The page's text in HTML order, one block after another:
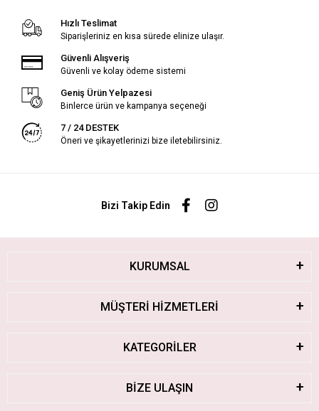
Hızlı Teslimat
Siparişleriniz en kısa sürede elinize ulaşır.
Güvenli Alışveriş
Güvenli ve kolay ödeme sistemi
Geniş Ürün Yelpazesi
Binlerce ürün ve kampanya seçeneği
7 / 24 DESTEK
Öneri ve şikayetlerinizi bize iletebilirsiniz.
Bizi Takip Edin
KURUMSAL
MÜŞTERİ HİZMETLERİ
KATEGORİLER
BİZE ULAŞIN